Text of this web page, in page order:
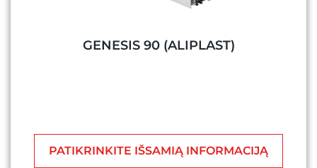
GENESIS 90 (ALIPLAST)
PATIKRINKITE IŠSAMIĄ INFORMACIJĄ